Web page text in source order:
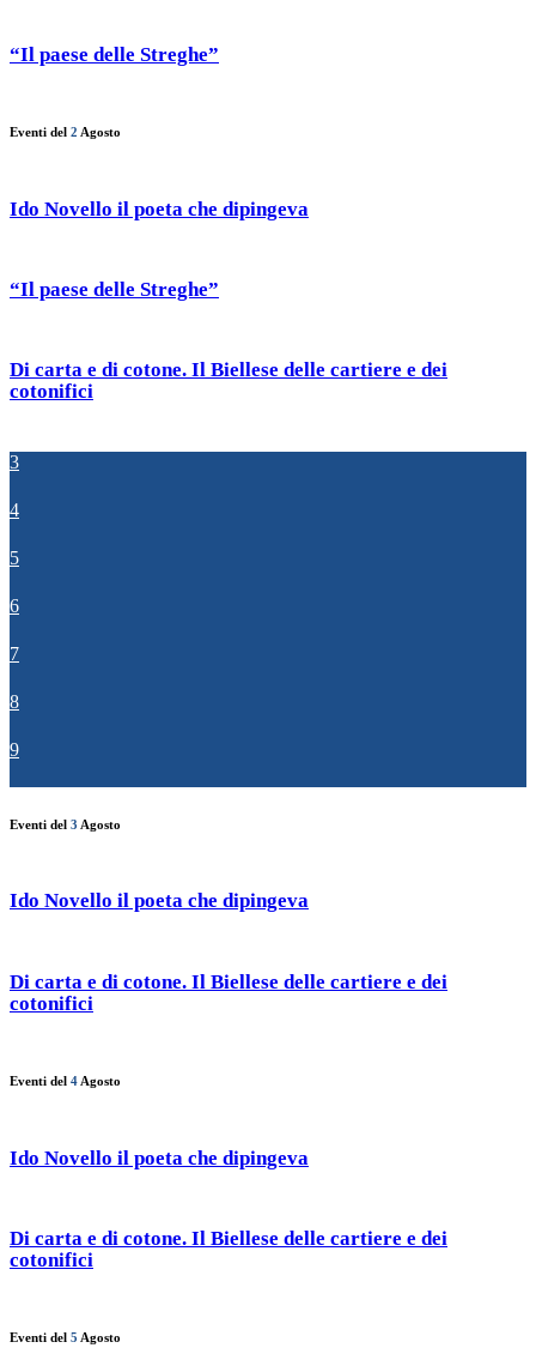
“Il paese delle Streghe”
Eventi del 2 Agosto
Ido Novello il poeta che dipingeva
“Il paese delle Streghe”
Di carta e di cotone. Il Biellese delle cartiere e dei
cotonifici
3
4
5
6
7
8
9
Eventi del 3 Agosto
Ido Novello il poeta che dipingeva
Di carta e di cotone. Il Biellese delle cartiere e dei
cotonifici
Eventi del 4 Agosto
Ido Novello il poeta che dipingeva
Di carta e di cotone. Il Biellese delle cartiere e dei
cotonifici
Eventi del 5 Agosto